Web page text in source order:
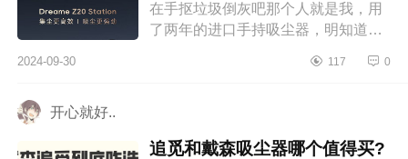
在手抠垃圾倒灰吧那个人就是我，用
了两年的进口手持吸尘器，明知道鸡
Z20Station，下面小编为大家介绍下
2024-09-30 117 0
开心就好..
追觅和戴森吸尘器哪个值得买?